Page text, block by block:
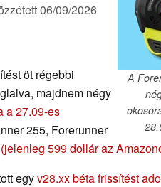
A
06/09/2026
öt régebbi
majdnem négy
a 27.09-es
255, Forerunner
(jelenleg 599 dollár az
egyv28.xx béta frissítést